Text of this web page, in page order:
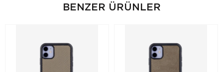
BENZER ÜRÜNLER